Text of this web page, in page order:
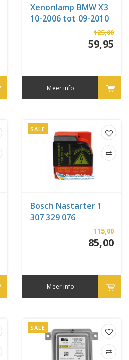
Xenonlamp BMW X3
10-2006 tot 09-2010
125,00
59,95
Meer info
SALE
Bosch Nastarter 1
307 329 076
115,00
85,00
Meer info
SALE